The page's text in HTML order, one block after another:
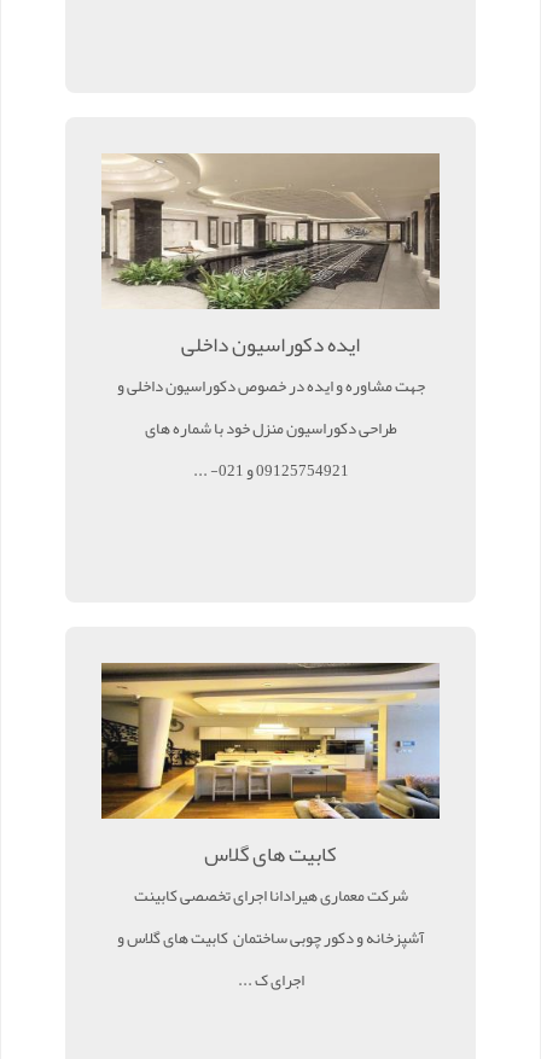
ایده دکوراسیون داخلی
جهت مشاوره و ایده در خصوص دکوراسیون داخلی و
طراحی دکوراسیون منزل خود با شماره های
09125754921 و 021- ...
کابیت های گلاس
شرکت معماری هیرادانا اجرای تخصصی کابینت
آشپزخانه و دکور چوبی ساختمان کابیت های گلاس و
اجرای ک ...